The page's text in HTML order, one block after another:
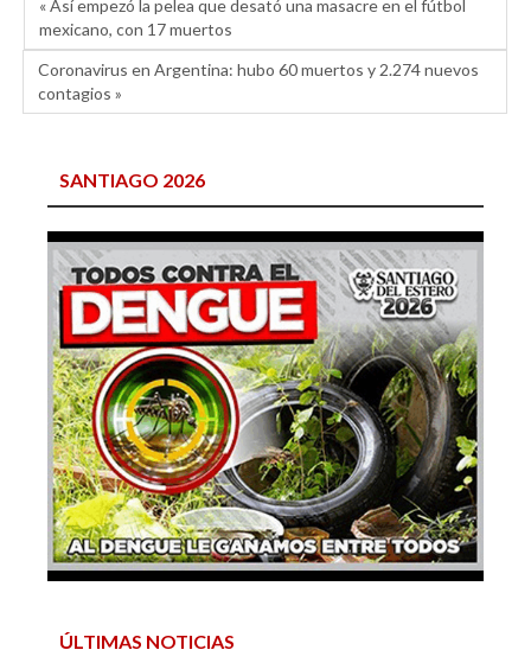
« Así empezó la pelea que desató una masacre en el fútbol
mexicano, con 17 muertos
Coronavirus en Argentina: hubo 60 muertos y 2.274 nuevos
contagios »
SANTIAGO 2026
ÚLTIMAS NOTICIAS